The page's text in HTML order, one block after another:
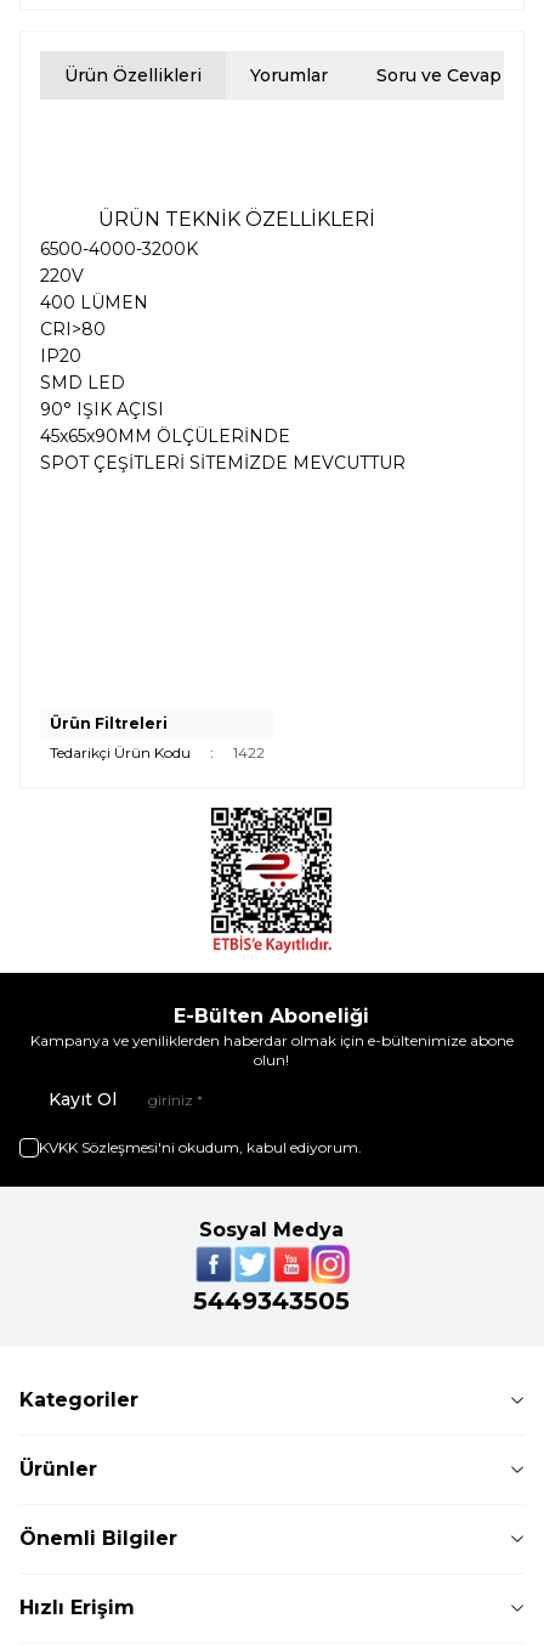
Ürün Özellikleri Yorumlar Soru ve Cevap
ÜRÜN TEKNİK ÖZELLİKLERİ
6500-4000-3200K
220V
400 LÜMEN
CRI>80
IP20
SMD LED
90° IŞIK AÇISI
45x65x90MM ÖLÇÜLERİNDE
SPOT ÇEŞİTLERİ SİTEMİZDE MEVCUTTUR
Ürün Filtreleri
Tedarikçi Ürün Kodu
: 1422
E-Bülten Aboneliği
Kampanya ve yeniliklerden haberdar olmak için e-bültenimize abone
olun!
Kayıt Ol
KVKK Sözleşmesi'ni okudum, kabul ediyorum.
Sosyal Medya
5449343505
Kategoriler
Ürünler
Önemli Bilgiler
Hızlı Erişim